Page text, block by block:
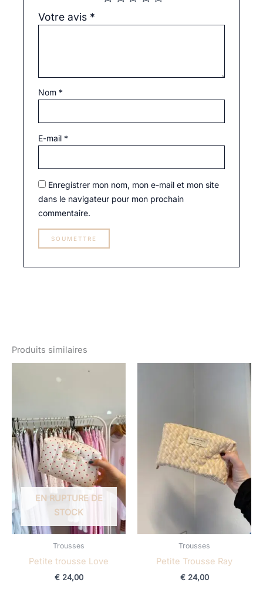
Votre avis *
Nom *
E-mail *
Enregistrer mon nom, mon e-mail et mon site
dans le navigateur pour mon prochain
commentaire.
Produits similaires
EN RUPTURE DE
STOCK
Trousses
Petite trousse Love
€24,00
Trousses
Petite Trousse Ray
€24,00